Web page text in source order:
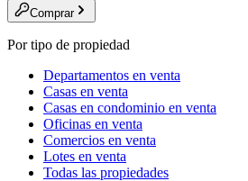
Comprar
Por tipo de propiedad
Departamentos en venta
Casas en venta
Casas en condominio en venta
Oficinas en venta
Comercios en venta
Lotes en venta
Todas las propiedades